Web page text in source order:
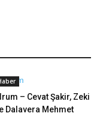
– Cevat Şakir, Zeki
Dalavera Mehmet